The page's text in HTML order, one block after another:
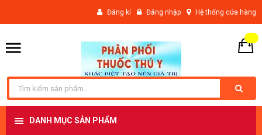
Đăng kí Đăng nhập Hệ thống cửa hàng
DANH MỤC SẢN PHẨM